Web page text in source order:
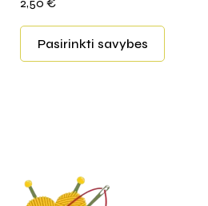
Pasirinkti savybes